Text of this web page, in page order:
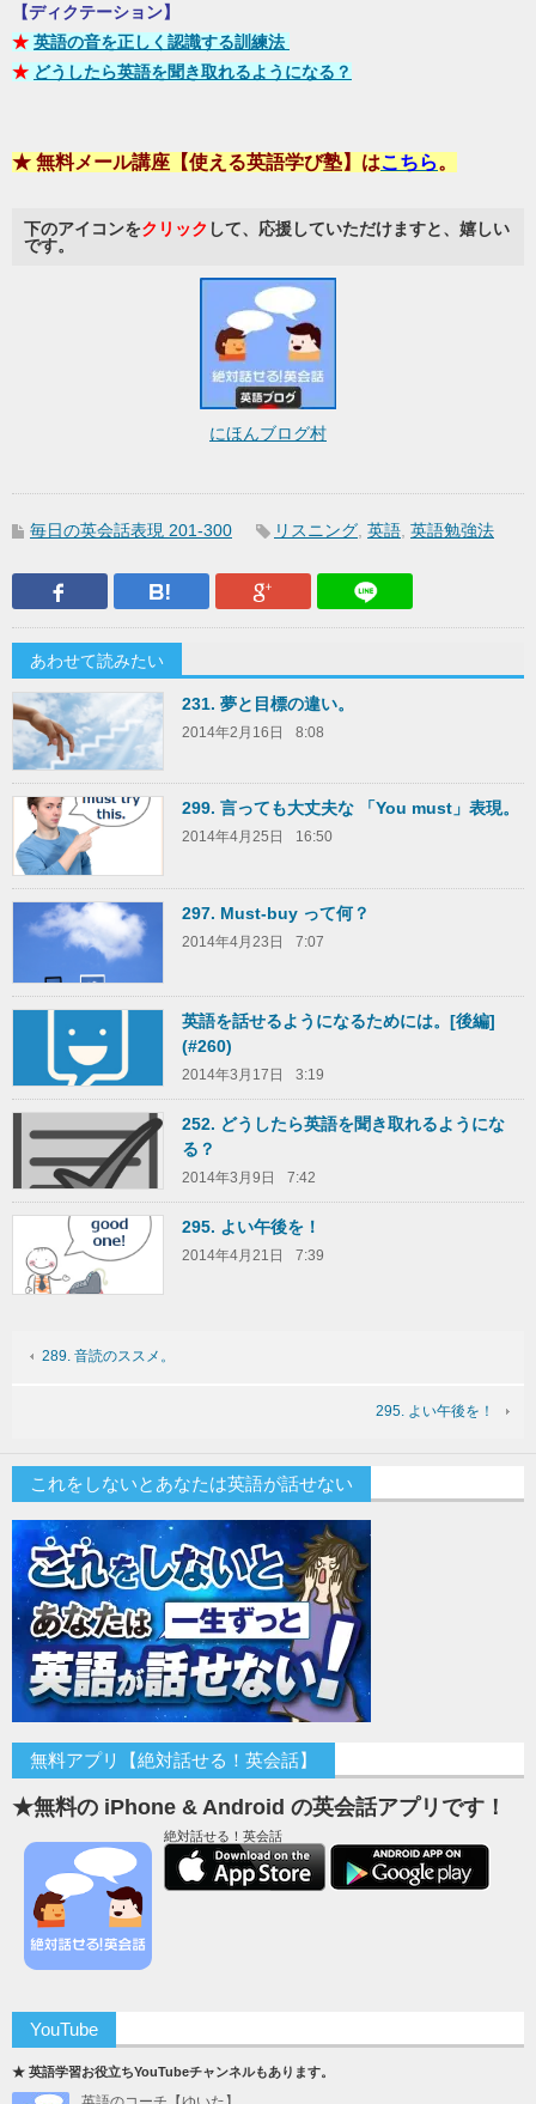
【ディクテーション】
★ 英語の音を正しく認識する訓練法
★ どうしたら英語を聞き取れるようになる？
★ 無料メール講座【使える英語学び塾】はこちら。
下のアイコンをクリック して、応援していただけますと、嬉しい
です。
にほんブログ村
毎日の英会話表現 201-300 リスニング 英語 英語勉強法
Facebook はてなブックマークGoogle Plus
あわせて読みたい
231. 夢と目標の違い。
2014年2月16日 8:08
299. 言っても大丈夫な 「You must」表現。
2014年4月25日 16:50
297. Must-buy って何？
2014年4月23日 7:07
英語を話せるようになるためには。[後編]
(#260)
2014年3月17日 3:19
252. どうしたら英語を聞き取れるようにな
る？
2014年3月9日 7:42
295. よい午後を！
2014年4月21日 7:39
289. 音読のススメ。
295. よい午後を！
これをしないとあなたは英語が話せない
無料アプリ【絶対話せる！英会話】
★無料の iPhone & Android の英会話アプリです！
絶対話せる！英会話
YouTube
★ 英語学習お役立ちYouTubeチャンネルもあります。